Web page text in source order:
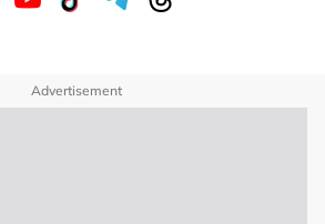
Advertisement